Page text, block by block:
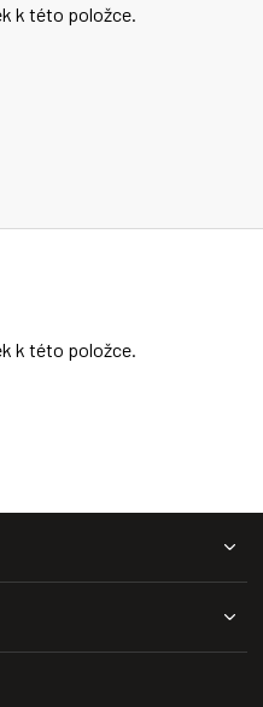
k této položce.
k této položce.